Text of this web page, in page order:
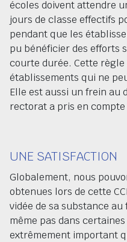
écoles doivent attendre
jours de classe effectifs
pendant que les
pu bénéficier des efforts
courte durée. Cette
établissements qui ne
Elle est aussi un frein au
rectorat a pris en
UNE SATISFACTION
Globalement, nous
obtenues lors de cette
vidée de sa substance
même pas dans
extrêmement important